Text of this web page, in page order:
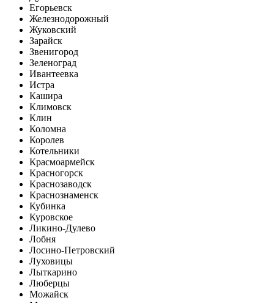
Егорьевск
Железнодорожный
Жуковский
Зарайск
Звенигород
Зеленоград
Ивантеевка
Истра
Кашира
Климовск
Клин
Коломна
Королев
Котельники
Красмоармейск
Красногорск
Краснозаводск
Краснознаменск
Кубинка
Куровское
Ликино-Дулево
Лобня
Лосино-Петровский
Луховицы
Лыткарино
Люберцы
Можайск